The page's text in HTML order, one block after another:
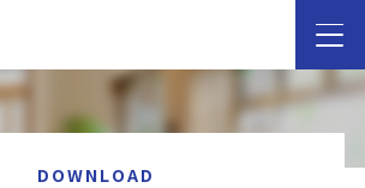
DOWNLOAD